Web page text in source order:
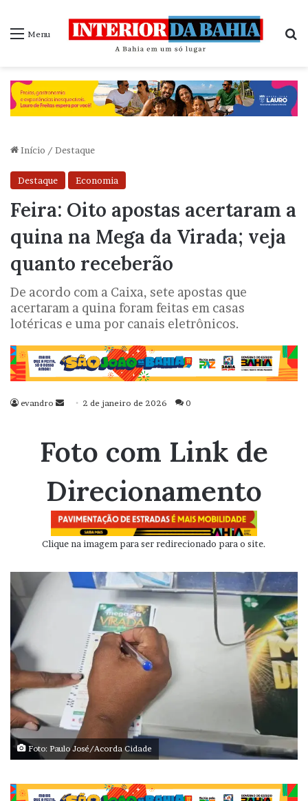
Menu
Início / Destaque
Destaque Economia
Feira: Oito apostas acertaram a
quina na Mega da Virada; veja
quanto receberão
De acordo com a Caixa, sete apostas que
acertaram a quina foram feitas em casas
lotéricas e uma por canais eletrônicos.
evandro
Mande
mail
2 de janeiro de 2026 0
Foto com Link de
Direcionamento
Clique na imagem para ser redirecionado para o site.
Foto: Paulo José/Acorda Cidade